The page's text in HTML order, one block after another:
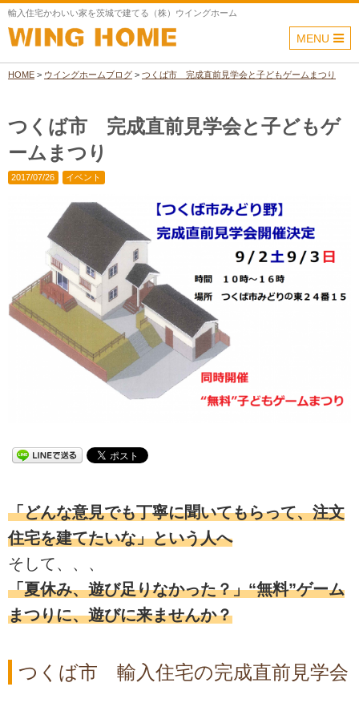
輸入住宅かわいい家を茨城で建てる（株）ウイングホーム
MENU
HOME > ウイングホームブログ > つくば市 完成直前見学会と子どもゲームまつり
つくば市 完成直前見学会と子どもゲ
ームまつり
2017/07/26 イベント
「どんな意見でも丁寧に聞いてもらって、注文
住宅を建てたいな」という人へ
そして、、、
「夏休み、遊び足りなかった？」“無料”ゲーム
まつりに、遊びに来ませんか？
つくば市 輸入住宅の完成直前見学会